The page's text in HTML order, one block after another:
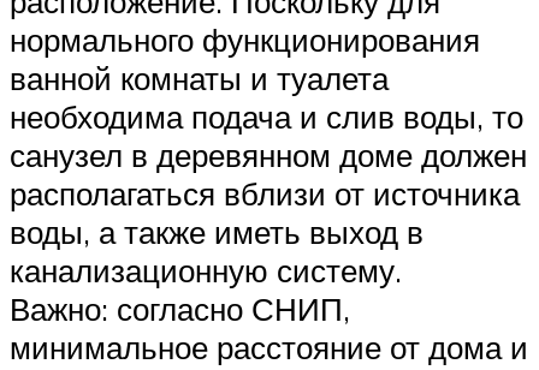
нормального функционирования
ванной комнаты и туалета
необходима подача и слив воды, то
санузел в деревянном доме должен
располагаться вблизи от источника
воды, а также иметь выход в
канализационную систему.
Важно: согласно СНИП,
минимальное расстояние от дома и